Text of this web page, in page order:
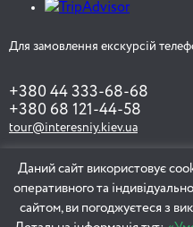
Для замовлення екскурсій
+380 44 333-68-68
+380 68 121-44-58
tour@interesniy.kiev.ua
ЗАМОВИТИ ЕКСКУРСІЮ
Даний сайт використовує
оперативного та
сайтом, ви погоджуєтеся з